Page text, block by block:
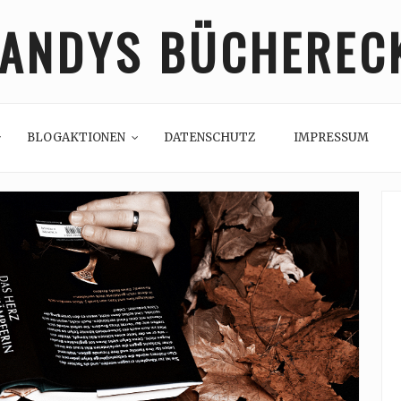
BLOGAKTIONEN DATENSCHUTZ IMPRESSUM